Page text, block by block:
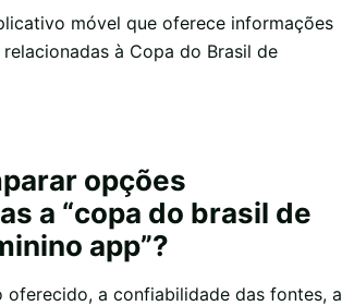
móvel que oferece informações
à Copa do Brasil de
opções
a “copa do brasil de
app”?
oferecido, a confiabilidade das fontes, a